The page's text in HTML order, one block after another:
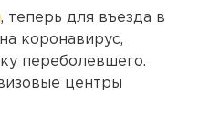
, теперь для въезда в
коронавирус,
переболевшего.
центры